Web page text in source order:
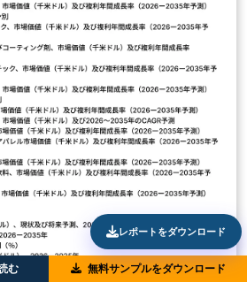
む 無料サンプルをダウンロード
レポートをダウンロード